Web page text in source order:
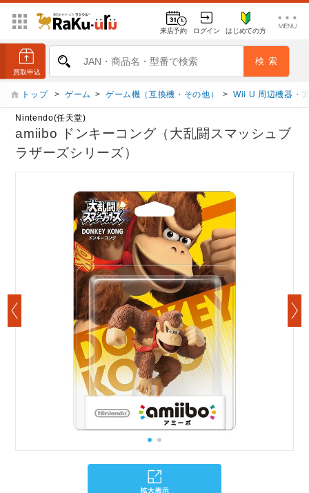
来店予約 ログイン はじめての方
トップ > ゲーム > ゲーム機（互換機・その他） > Wii U 周辺機器・
Nintendo(任天堂)
amiibo ドンキーコング（大乱闘スマッシュブ
ラザーズシリーズ）